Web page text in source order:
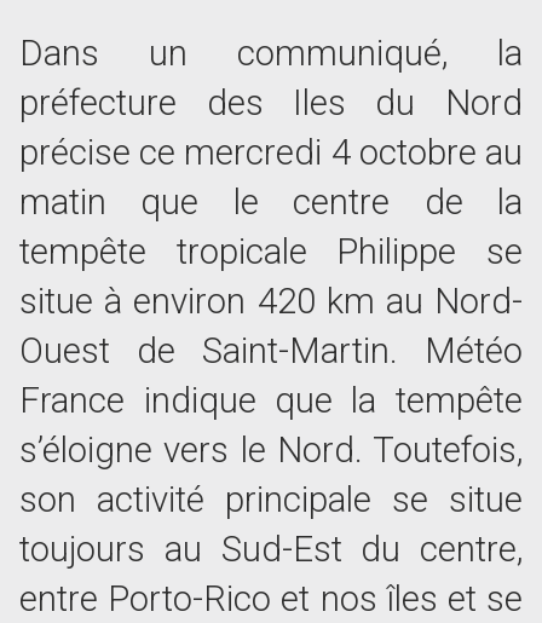
Dans un communiqué, la
préfecture des Iles du Nord
précise ce mercredi 4 octobre au
matin que le centre de la
tempête tropicale Philippe se
situe à environ 420 km au Nord-
Ouest de Saint-Martin. Météo
France indique que la tempête
s’éloigne vers le Nord. Toutefois,
son activité principale se situe
toujours au Sud-Est du centre,
entre Porto-Rico et nos îles et se